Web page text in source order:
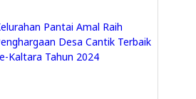
Pantai Amal Raih
Desa Cantik Terbaik
Kaltara Tahun 2024